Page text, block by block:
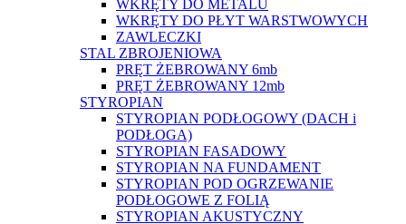
WKRĘTY DO METALU
WKRĘTY DO PŁYT WARSTWOWYCH
ZAWLECZKI
STAL ZBROJENIOWA
PRĘT ŻEBROWANY 6mb
PRĘT ŻEBROWANY 12mb
STYROPIAN
STYROPIAN PODŁOGOWY (DACH i
PODŁOGA)
STYROPIAN FASADOWY
STYROPIAN NA FUNDAMENT
STYROPIAN POD OGRZEWANIE
PODŁOGOWE Z FOLIĄ
STYROPIAN AKUSTYCZNY